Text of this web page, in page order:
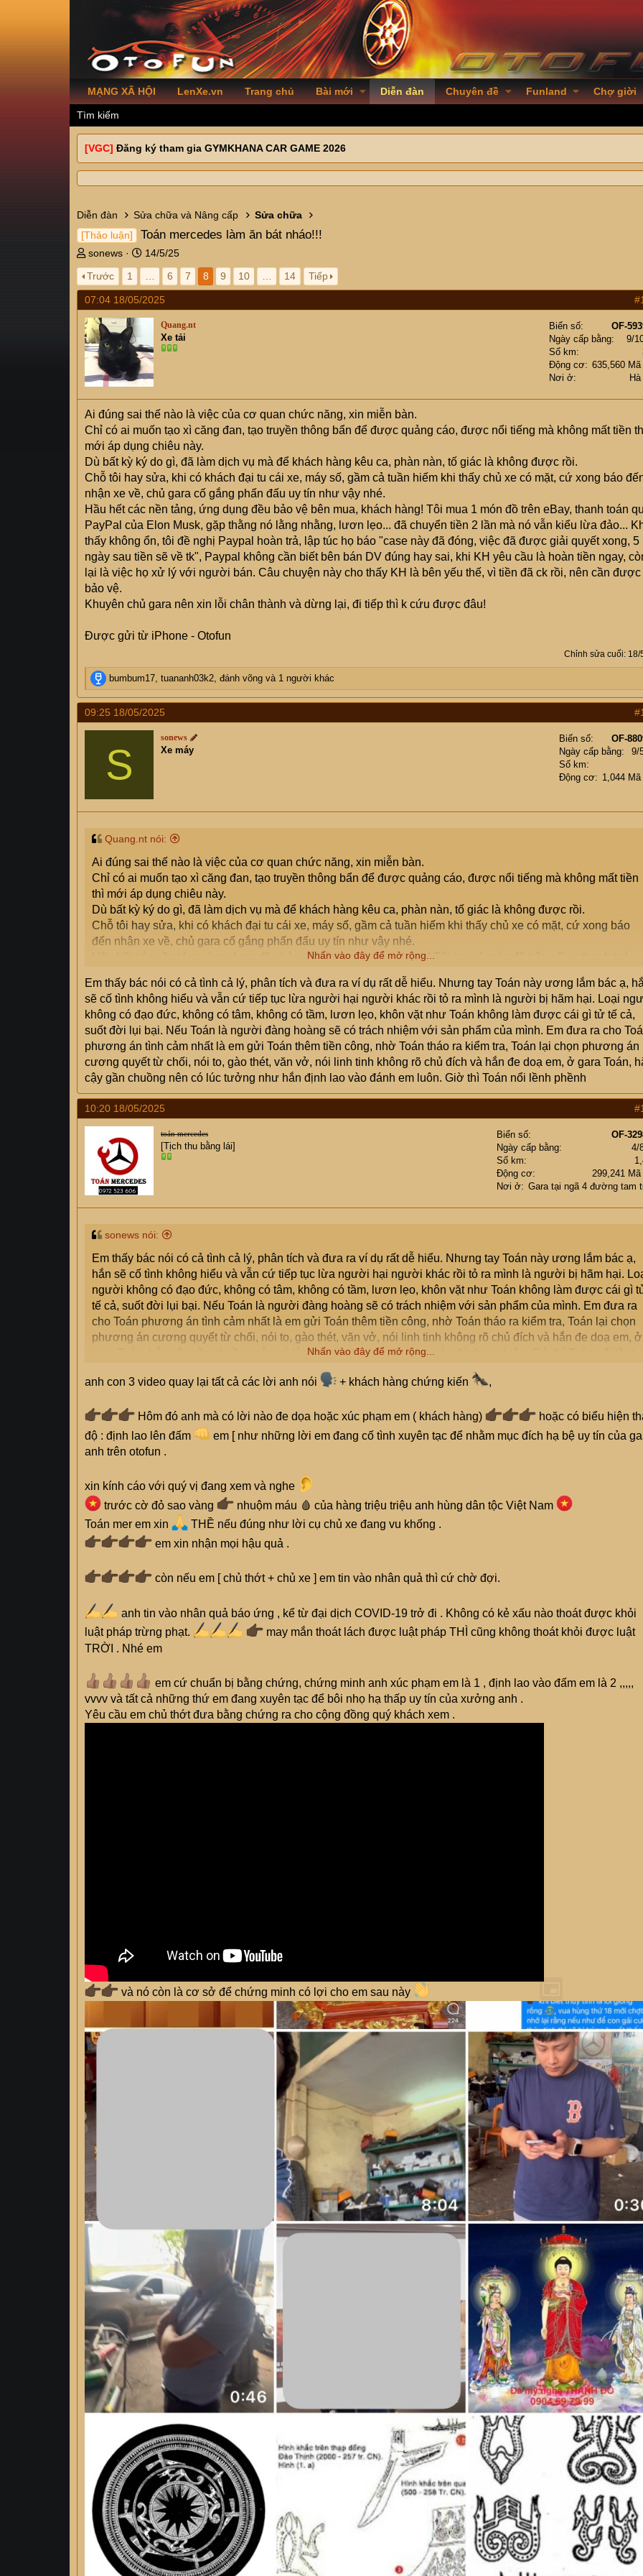
MẠNG XÃ HỘI LenXe.vn Trang chủ Bài mới Diễn đàn Chuyên đề Funland Chợ giời
Tìm kiếm
[VGC] Đăng ký tham gia GYMKHANA CAR GAME 2026
Diễn đàn Sửa chữa và Nâng cấp Sửa chữa
[Thảo luận] Toán mercedes làm ăn bát nháo!!!
T
h
r
e
a
d
s
t
a
r
t
e
r
sonews
N
g
à
y
g
ử
14/5/25
Trước
1 6 7 8 9 10 14 Tiếp
07:04 18/05/2025
Quang.nt
Xe tải
Biển số
OF-
Ngày cấp bằng
9/
Số km
Động cơ
635,560
Nơi ở
Ai đúng sai thế nào là việc của cơ quan chức năng, xin miễn bàn.
Chỉ có ai muốn tạo xì căng đan, tạo truyền thông bẩn để được quảng cáo, được nổi tiếng mà không mất tiền
mới áp dụng chiêu này.
Dù bất kỳ ký do gì, đã làm dịch vụ mà để khách hàng kêu ca, phàn nàn, tố giác là không được rồi.
Chỗ tôi hay sửa, khi có khách đại tu cái xe, máy số, gầm cả tuần hiếm khi thấy chủ xe có mặt, cứ xong báo
nhận xe về, chủ gara cố gắng phấn đấu uy tín như vậy nhé.
Hầu hết các nền tảng, ứng dụng đều bảo vệ bên mua, khách hàng! Tôi mua 1 món đồ trên eBay, thanh toán
PayPal của Elon Musk, gặp thằng nó lằng nhằng, lươn lẹo... đã chuyển tiền 2 lần mà nó vẫn kiểu lừa đảo...
thấy không ổn, tôi đề nghị Paypal hoàn trả, lập túc họ báo "case này đã đóng, việc đã được giải quyết xong, 5
ngày sau tiền sẽ về tk", Paypal không cần biết bên bán DV đúng hay sai, khi KH yêu cầu là hoàn tiền ngay,
lại là việc họ xử lý với người bán. Câu chuyện này cho thấy KH là bên yếu thế, vì tiền đã ck rồi, nên cần được
bảo vệ.
Khuyên chủ gara nên xin lỗi chân thành và dừng lại, đi tiếp thì k cứu được đâu!
Được gửi từ iPhone - Otofun
Chỉnh sửa cuối: 18/
R
e
a
c
t
o
s
bumbum17, tuananh03k2, đánh võng và 1 người khác
09:25 18/05/2025
S
sonews
Xe máy
Biển số
OF-
Ngày cấp bằng
9/
Số km
Động cơ
1,044
Quang.nt nói:
Ai đúng sai thế nào là việc của cơ quan chức năng, xin miễn bàn.
Chỉ có ai muốn tạo xì căng đan, tạo truyền thông bẩn để được quảng cáo, được nổi tiếng mà không mất tiền
thì mới áp dụng chiêu này.
Dù bất kỳ ký do gì, đã làm dịch vụ mà để khách hàng kêu ca, phàn nàn, tố giác là không được rồi.
Chỗ tôi hay sửa, khi có khách đại tu cái xe, máy số, gầm cả tuần hiếm khi thấy chủ xe có mặt, cứ xong báo
đến nhận xe về, chủ gara cố gắng phấn đấu uy tín như vậy nhé.
Hầu hết các nền tảng, ứng dụng đều bảo vệ bên mua, khách hàng! Tôi mua 1 món đồ trên eBay, thanh toán
đảo... Khi thấy không ổn, tôi đề nghị Paypal hoàn trả, lập túc họ báo "case này đã đóng, việc đã được giải
quyết xong, 5 ngày sau tiền sẽ về tk", Paypal không cần biết bên bán DV đúng hay sai, khi KH yêu cầu là
hoàn tiền ngay, còn lại là việc họ xử lý với người bán. Câu chuyện này cho thấy KH là bên yếu thế, vì tiền đã
ck rồi, nên cần được bảo vệ.
Khuyên chú gara nên xin lỗi chân thành và dừng lại, đi tiếp thì k cứu được đâu!
Được gửi từ iPhone -Otofun
Nhấn vào đây để mở rộng...
Em thấy bác nói có cả tình cả lý, phân tích và đưa ra ví dụ rất dễ hiểu. Nhưng tay Toán này ương lắm bác ạ,
sẽ cố tình không hiểu và vẫn cứ tiếp tục lừa người hại người khác rồi tỏ ra mình là người bị hãm hại. Loại
không có đạo đức, không có tâm, không có tầm, lươn lẹo, khôn vặt như Toán không làm được cái gì tử tế cả,
suốt đời lụi bại. Nếu Toán là người đàng hoàng sẽ có trách nhiệm với sản phẩm của mình. Em đưa ra cho
phương án tình cảm nhất là em gửi Toán thêm tiền công, nhờ Toán tháo ra kiểm tra, Toán lại chọn phương án
cương quyết từ chối, nói to, gào thét, văn vở, nói linh tinh không rõ chủ đích và hắn đe doạ em, ở gara Toán,
cậy gần chuồng nên có lúc tưởng như hắn định lao vào đánh em luôn. Giờ thì Toán nổi lềnh phềnh
10:20 18/05/2025
toán mercedes
[Tịch thu bằng lái]
Biển số
OF-
Ngày cấp bằng
4/
Số km
Động cơ
299,241
Nơi ở
Gara tại ngã 4 đường tam
sonews nói:
Em thấy bác nói có cả tình cả lý, phân tích và đưa ra ví dụ rất dễ hiểu. Nhưng tay Toán này ương lắm bác ạ,
hắn sẽ cố tình không hiểu và vẫn cứ tiếp tục lừa người hại người khác rồi tỏ ra mình là người bị hãm hại.
người không có đạo đức, không có tâm, không có tầm, lươn lẹo, khôn vặt như Toán không làm được cái gì
tế cả, suốt đời lụi bại. Nếu Toán là người đàng hoàng sẽ có trách nhiệm với sản phẩm của mình. Em đưa ra
cho Toán phương án tình cảm nhất là em gửi Toán thêm tiền công, nhờ Toán tháo ra kiểm tra, Toán lại chọn
phương án cương quyết từ chối, nói to, gào thét, văn vở, nói linh tinh không rõ chủ đích và hắn đe doạ em, ở
gara Toán, hắn cậy gần chuồng nên có lúc tưởng như hắn định lao vào đánh em luôn. Giờ thì Toán nổi lềnh
Nhấn vào đây để mở rộng...
anh con 3 video quay lại tất cả các lời anh nói + khách hàng chứng kiến ,
Hôm đó anh mà có lời nào đe dọa hoặc xúc phạm em ( khách hàng)
hoặc có biểu hiện
độ : định lao lên đấm
em [ như những lời em đang cố tình xuyên tạc để nhằm mục đích hạ bệ uy tín của
anh trên otofun .
xin kính cáo với quý vị đang xem và nghe
trước cờ đỏ sao vàng
nhuộm máu 🩸 của hàng triệu triệu anh hùng dân tộc Việt Nam
Toán mer em xin
THỀ nếu đúng như lời cụ chủ xe đang vu khống .
em xin nhận mọi hậu quả .
còn nếu em [ chủ thớt + chủ xe ] em tin vào nhân quả thì cứ chờ đợi.
anh tin vào nhân quả báo ứng , kể từ đại dịch COVID-19 trở đi . Không có kẻ xấu nào thoát được khỏi
luật pháp trừng phạt.
may mắn thoát lách được luật pháp THÌ cũng không thoát khỏi được luật
TRỜI . Nhé em
em cứ chuẩn bị bằng chứng, chứng minh anh xúc phạm em là 1 , định lao vào đấm em là 2 ,,,,,
vvvv và tất cả những thứ em đang xuyên tạc để bôi nhọ hạ thấp uy tín của xưởng anh .
Yêu cầu em chủ thớt đưa bằng chứng ra cho cộng đồng quý khách xem .
và nó còn là cơ sở để chứng minh có lợi cho em sau này